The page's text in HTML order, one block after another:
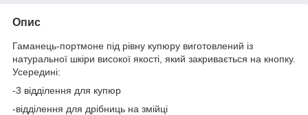
Опис
Гаманець-портмоне під рівну купюру виготовлений із
натуральної шкіри високої якості, який закривається на кнопку.
Усередині:
-3 відділення для купюр
-відділення для дрібниць на змійці